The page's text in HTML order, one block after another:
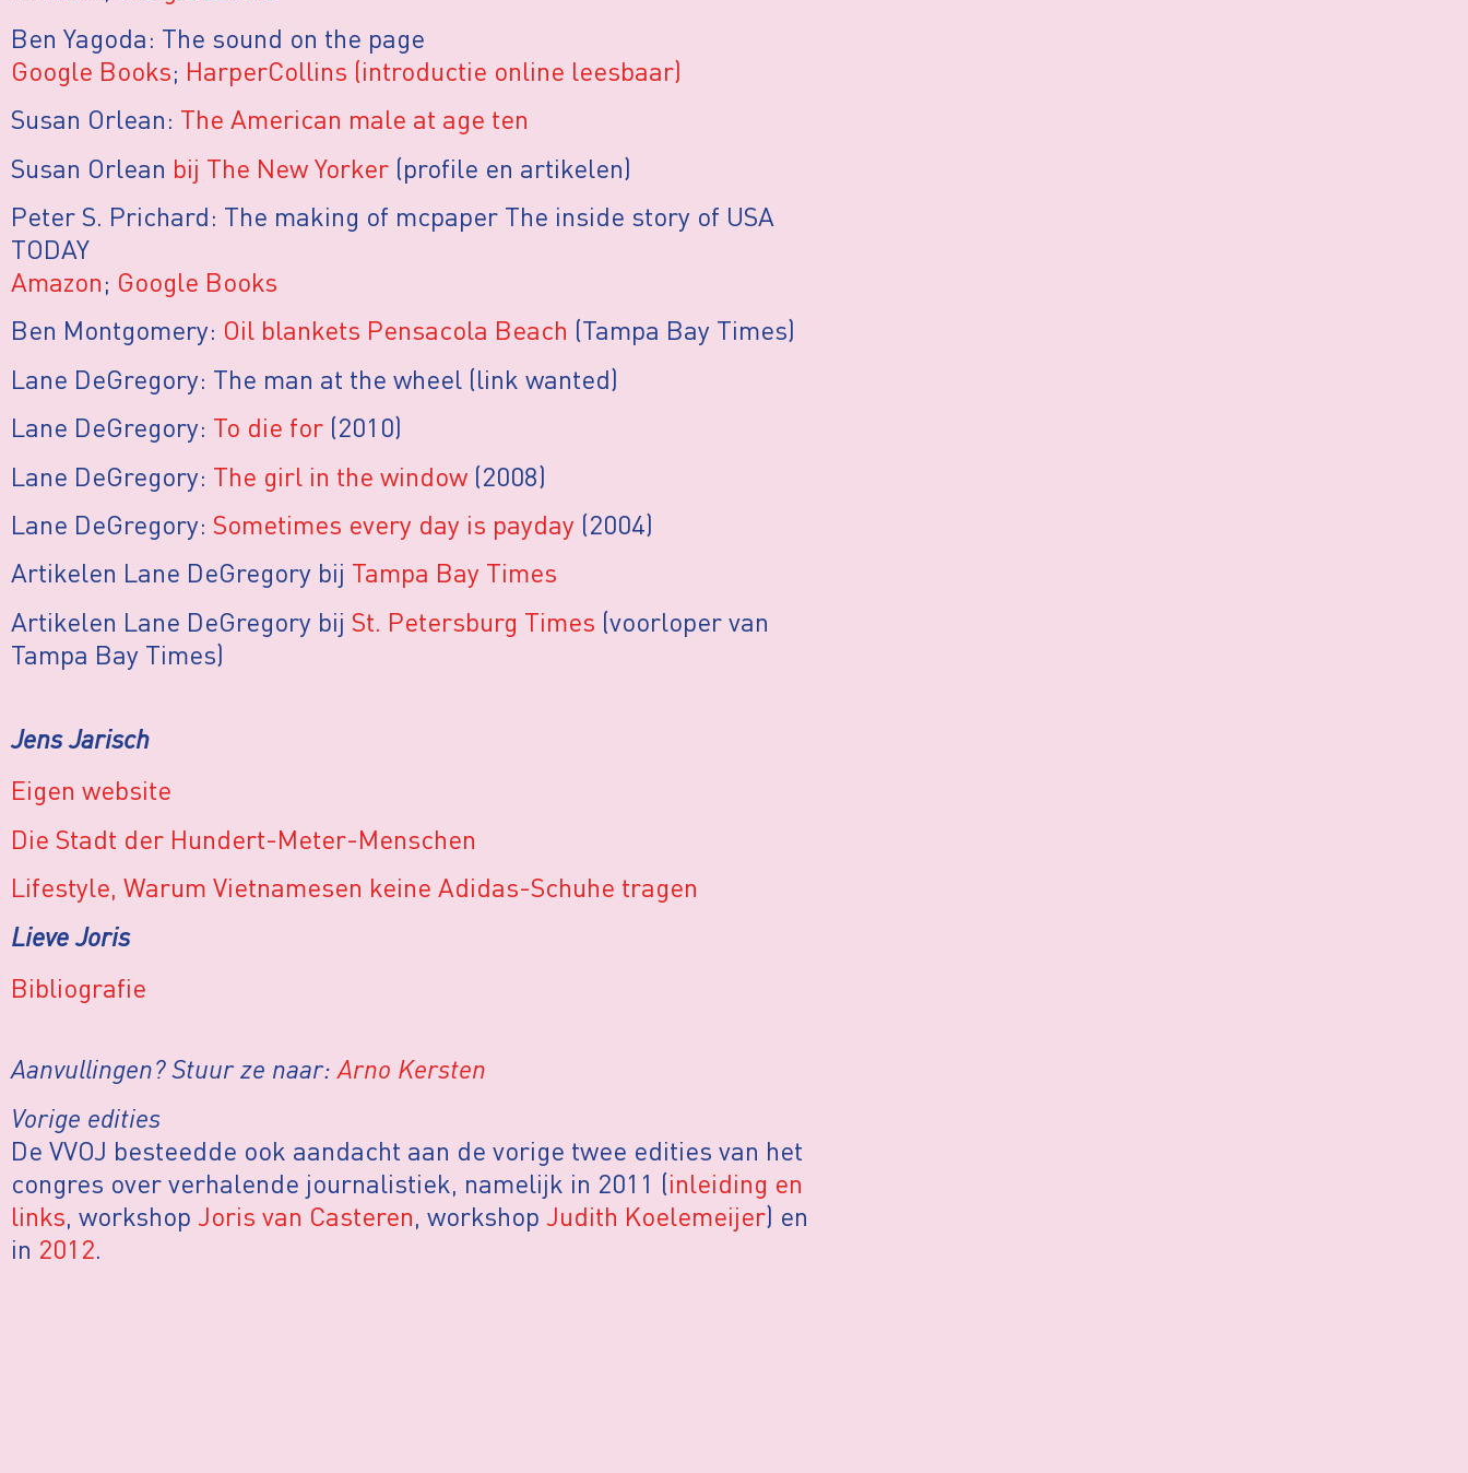
Ben Yagoda: The sound on the page
Google Books; HarperCollins (introductie online leesbaar)
Susan Orlean: The American male at age ten
Susan Orlean bij The New Yorker (profile en artikelen)
Peter S. Prichard: The making of mcpaper The inside story of USA
TODAY
Amazon; Google Books
Ben Montgomery: Oil blankets Pensacola Beach (Tampa Bay Times)
Lane DeGregory: The man at the wheel (link wanted)
Lane DeGregory: To die for (2010)
Lane DeGregory: The girl in the window (2008)
Lane DeGregory: Sometimes every day is payday (2004)
Artikelen Lane DeGregory bij Tampa Bay Times
Artikelen Lane DeGregory bij St. Petersburg Times (voorloper van
Tampa Bay Times)
Jens Jarisch
Eigen website
Die Stadt der Hundert-Meter-Menschen
Lifestyle, Warum Vietnamesen keine Adidas-Schuhe tragen
Lieve Joris
Bibliografie
Aanvullingen? Stuur ze naar:Arno Kersten
Vorige edities
De VVOJ besteedde ook aandacht aan de vorige twee edities van het
congres over verhalende journalistiek, namelijk in 2011 (inleiding en
links, workshop Joris van Casteren, workshop Judith Koelemeijer) en
in 2012.